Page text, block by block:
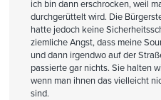
ich bin dann erschrocken, weil
durchgerüttelt wird. Die
hatte jedoch keine
ziemliche Angst, dass meine
und dann irgendwo auf der
passierte gar nichts. Sie halten
wenn man ihnen das vielleicht
sind.